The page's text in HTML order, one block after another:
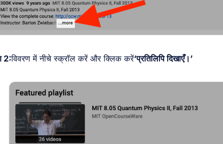
2:विवरण में नीचे स्क्रॉल करें और क्लिक करें‘प्रतिलिपि दिखाएँ।’